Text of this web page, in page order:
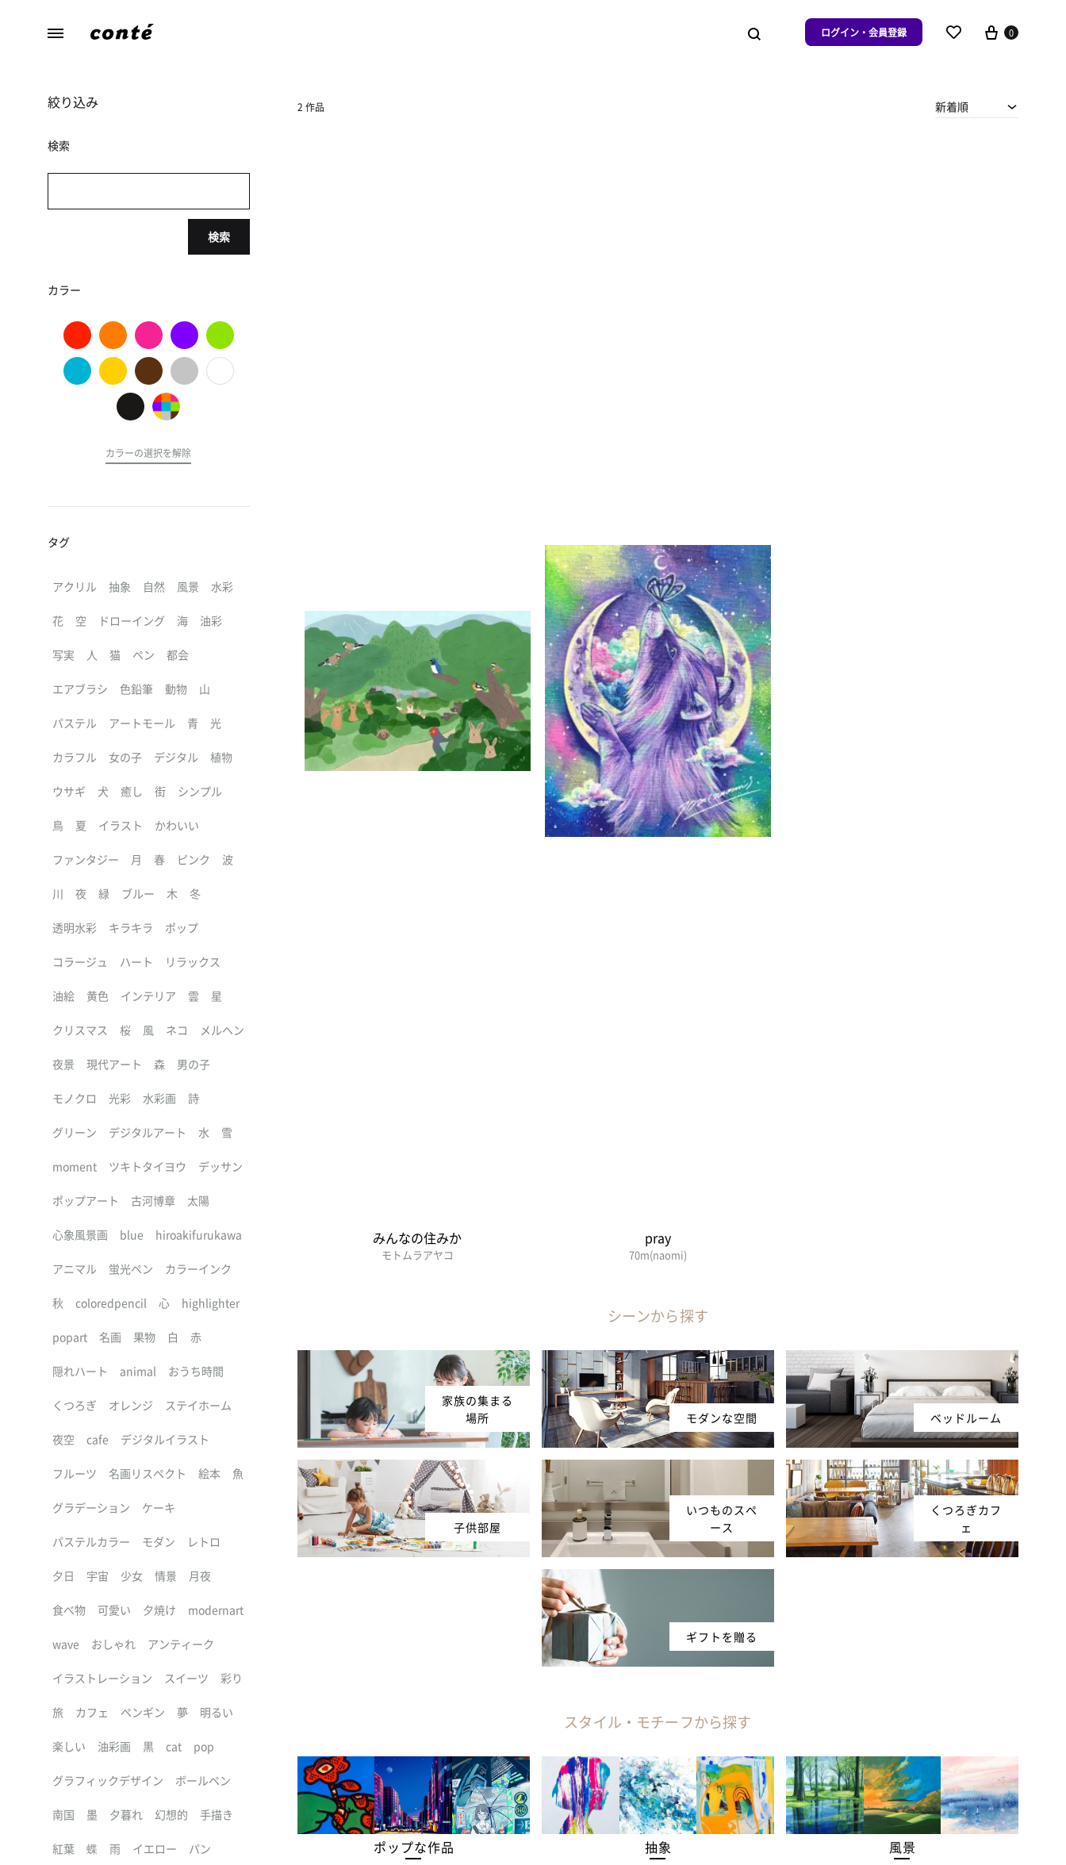
ら
た
の
ログイン・会員登録 0
2 作品 新着順
みんなの住みか
モトムラアヤコ
pray
70m(naomi)
シーンから探す
家族の集まる
場所
モダンな空間 ベッドルーム
子供部屋
いつものスペ
ース
くつろぎカフ
ェ
ギフトを贈る
スタイル・モチーフから探す
ポップな作品 抽象 風景
絞り込み
検索
検索
カラー
カラーの選択を解除
タグ
アクリル 抽象 自然 風景 水彩
花 空 ドローイング 海 油彩
写実 人 猫 ペン 都会
エアブラシ 色鉛筆 動物 山
パステル アートモール 青 光
カラフル 女の子 デジタル 植物
ウサギ 犬 癒し 街 シンプル
鳥 夏 イラスト かわいい
ファンタジー 月 春 ピンク 波
川 夜 緑 ブルー 木 冬
透明水彩 キラキラ ポップ
コラージュ ハート リラックス
油絵 黄色 インテリア 雲 星
クリスマス 桜 風 ネコ メルヘン
夜景 現代アート 森 男の子
モノクロ 光彩 水彩画 詩
グリーン デジタルアート 水 雪
moment ツキトタイヨウ デッサン
ポップアート 古河博章 太陽
心象風景画 blue hiroakifurukawa
アニマル 蛍光ペン カラーインク
秋 coloredpencil 心 highlighter
popart 名画 果物 白 赤
隠れハート animal おうち時間
くつろぎ オレンジ ステイホーム
夜空 cafe デジタルイラスト
フルーツ 名画リスペクト 絵本 魚
グラデーション ケーキ
パステルカラー モダン レトロ
夕日 宇宙 少女 情景 月夜
食べ物 可愛い 夕焼け modernart
wave おしゃれ アンティーク
イラストレーション スイーツ 彩り
旅 カフェ ペンギン 夢 明るい
楽しい 油彩画 黒 cat pop
グラフィックデザイン ボールペン
南国 墨 夕暮れ 幻想的 手描き
紅葉 蝶 雨 イエロー パン